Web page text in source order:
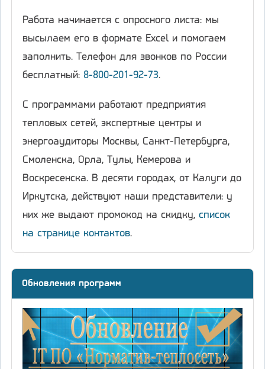
Работа начинается с опросного листа: мы
высылаем его в формате Excel и помогаем
заполнить. Телефон для звонков по России
бесплатный: 8-800-201-92-73.
С программами работают предприятия
тепловых сетей, экспертные центры и
энергоаудиторы Москвы, Санкт-Петербурга,
Смоленска, Орла, Тулы, Кемерова и
Воскресенска. В десяти городах, от Калуги до
Иркутска, действуют наши представители: у
них же выдают промокод на скидку, список
на странице контактов.
Обновления программ